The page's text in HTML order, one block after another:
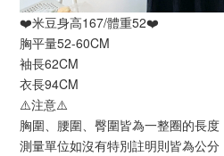
❤️米豆身高167/體重52❤️
胸平量52-60CM
袖長62CM
衣長94CM
⚠️注意⚠️
胸圍、腰圍、臀圍皆為一整圈的長度
測量單位如沒有特別註明則皆為公分